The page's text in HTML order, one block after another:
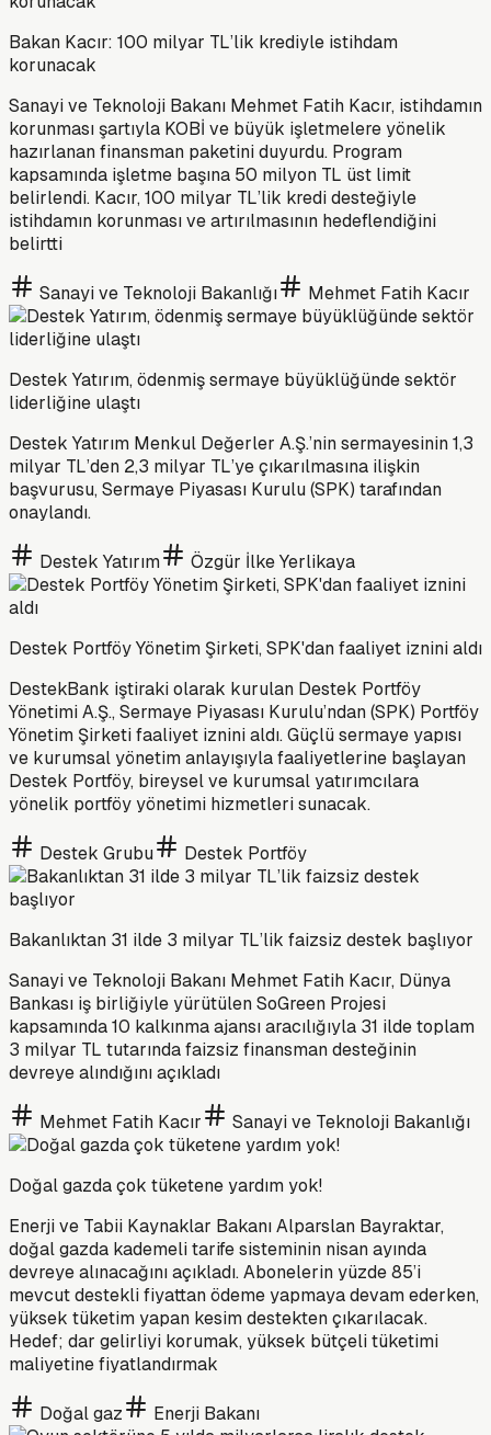
Bakan Kacır: 100 milyar TL’lik krediyle istihdam
korunacak
Sanayi ve Teknoloji Bakanı Mehmet Fatih Kacır, istihdamın
korunması şartıyla KOBİ ve büyük işletmelere yönelik
hazırlanan finansman paketini duyurdu. Program
kapsamında işletme başına 50 milyon TL üst limit
belirlendi. Kacır, 100 milyar TL’lik kredi desteğiyle
istihdamın korunması ve artırılmasının hedeflendiğini
belirtti
Sanayi ve Teknoloji Bakanlığı Mehmet Fatih Kacır
Destek Yatırım, ödenmiş sermaye büyüklüğünde sektör
liderliğine ulaştı
Destek Yatırım Menkul Değerler A.Ş.’nin sermayesinin 1,3
milyar TL’den 2,3 milyar TL’ye çıkarılmasına ilişkin
başvurusu, Sermaye Piyasası Kurulu (SPK) tarafından
onaylandı.
Destek Yatırım Özgür İlke Yerlikaya
Destek Portföy Yönetim Şirketi, SPK'dan faaliyet iznini aldı
DestekBank iştiraki olarak kurulan Destek Portföy
Yönetimi A.Ş., Sermaye Piyasası Kurulu’ndan (SPK) Portföy
Yönetim Şirketi faaliyet iznini aldı. Güçlü sermaye yapısı
ve kurumsal yönetim anlayışıyla faaliyetlerine başlayan
Destek Portföy, bireysel ve kurumsal yatırımcılara
yönelik portföy yönetimi hizmetleri sunacak.
Destek Grubu Destek Portföy
Bakanlıktan 31 ilde 3 milyar TL’lik faizsiz destek başlıyor
Sanayi ve Teknoloji Bakanı Mehmet Fatih Kacır, Dünya
Bankası iş birliğiyle yürütülen SoGreen Projesi
kapsamında 10 kalkınma ajansı aracılığıyla 31 ilde toplam
3 milyar TL tutarında faizsiz finansman desteğinin
devreye alındığını açıkladı
Mehmet Fatih Kacır Sanayi ve Teknoloji Bakanlığı
Doğal gazda çok tüketene yardım yok!
Enerji ve Tabii Kaynaklar Bakanı Alparslan Bayraktar,
doğal gazda kademeli tarife sisteminin nisan ayında
devreye alınacağını açıkladı. Abonelerin yüzde 85’i
mevcut destekli fiyattan ödeme yapmaya devam ederken,
yüksek tüketim yapan kesim destekten çıkarılacak.
Hedef; dar gelirliyi korumak, yüksek bütçeli tüketimi
maliyetine fiyatlandırmak
Doğal gaz Enerji Bakanı